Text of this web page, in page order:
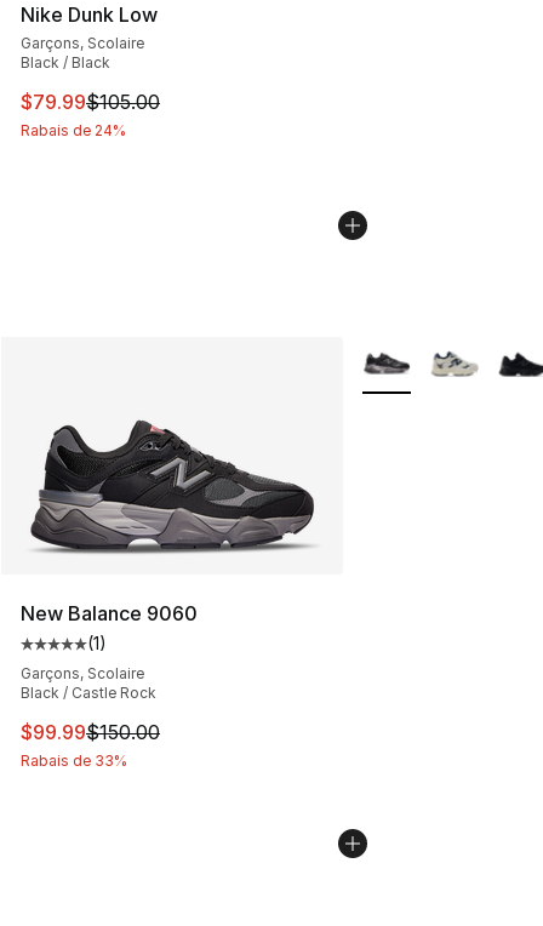
Nike Dunk Low
Garçons, Scolaire
Black / Black
Cet article est en solde. Le prix est passé de $105.00 à
$79.99$105.00
Rabais de 24%
New Balance 9060
Cote moyenne du client - [5 sur 5 étoiles], 1
(1)
Garçons, Scolaire
Black / Castle Rock
Cet article est en solde. Le prix est passé de $150.00 à
$99.99$150.00
Rabais de 33%
Plus de couleurs